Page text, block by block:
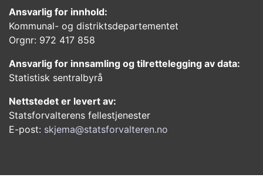
Ansvarlig for innhold:
Kommunal- og distriktsdepartementet
Orgnr: 972 417 858
Ansvarlig for innsamling og tilrettelegging av data:
Statistisk sentralbyrå
Nettstedet er levert av:
Statsforvalterens fellestjenester
E-post: skjema@statsforvalteren.no